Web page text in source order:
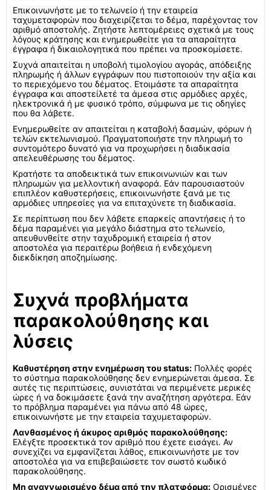
Επικοινωνήστε με το τελωνείο ή την εταιρεία
ταχυμεταφορών που διαχειρίζεται το δέμα, παρέχοντας τον
αριθμό αποστολής. Ζητήστε λεπτομέρειες σχετικά με τους
λόγους κράτησης και ενημερωθείτε για τα απαραίτητα
έγγραφα ή δικαιολογητικά που πρέπει να προσκομίσετε.
Συχνά απαιτείται η υποβολή τιμολογίου αγοράς, απόδειξης
πληρωμής ή άλλων εγγράφων που πιστοποιούν την αξία και
το περιεχόμενο του δέματος. Ετοιμάστε τα απαραίτητα
έγγραφα και αποστείλετέ τα άμεσα στις αρμόδιες αρχές,
ηλεκτρονικά ή με φυσικό τρόπο, σύμφωνα με τις οδηγίες
που θα λάβετε.
Ενημερωθείτε αν απαιτείται η καταβολή δασμών, φόρων ή
τελών εκτελωνισμού. Πραγματοποιήστε την πληρωμή το
συντομότερο δυνατό για να προχωρήσει η διαδικασία
απελευθέρωσης του δέματος.
Κρατήστε τα αποδεικτικά των επικοινωνιών και των
πληρωμών για μελλοντική αναφορά. Εάν παρουσιαστούν
επιπλέον καθυστερήσεις, επικοινωνήστε ξανά με τις
αρμόδιες υπηρεσίες για να επιταχύνετε τη διαδικασία.
Σε περίπτωση που δεν λάβετε επαρκείς απαντήσεις ή το
δέμα παραμένει για μεγάλο διάστημα στο τελωνείο,
απευθυνθείτε στην ταχυδρομική εταιρεία ή στον
αποστολέα για περαιτέρω βοήθεια ή ενδεχόμενη
διεκδίκηση αποζημίωσης.
Συχνά προβλήματα
παρακολούθησης και
λύσεις
Καθυστέρηση στην ενημέρωση του status: Πολλές φορές
το σύστημα παρακολούθησης δεν ενημερώνεται άμεσα. Σε
αυτές τις περιπτώσεις, συνιστάται να περιμένετε μερικές
ώρες ή να δοκιμάσετε ξανά την αναζήτηση αργότερα. Εάν
το πρόβλημα παραμένει για πάνω από 48 ώρες,
επικοινωνήστε με την εταιρεία ταχυμεταφορών.
Λανθασμένος ή άκυρος αριθμός παρακολούθησης:
Ελέγξτε προσεκτικά τον αριθμό που έχετε εισάγει. Αν
συνεχίζει να εμφανίζεται λάθος, επικοινωνήστε με τον
αποστολέα για να επιβεβαιώσετε τον σωστό κωδικό
παρακολούθησης.
Μη αναγνωρισμένο δέμα από την πλατφόρμα: Ορισμένες